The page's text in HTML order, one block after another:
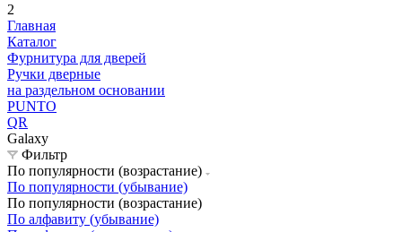
2
Главная
Каталог
Фурнитура для дверей
Ручки дверные
на раздельном основании
PUNTO
QR
Galaxy
Фильтр
По популярности (возрастание)
По популярности (убывание)
По популярности (возрастание)
По алфавиту (убывание)